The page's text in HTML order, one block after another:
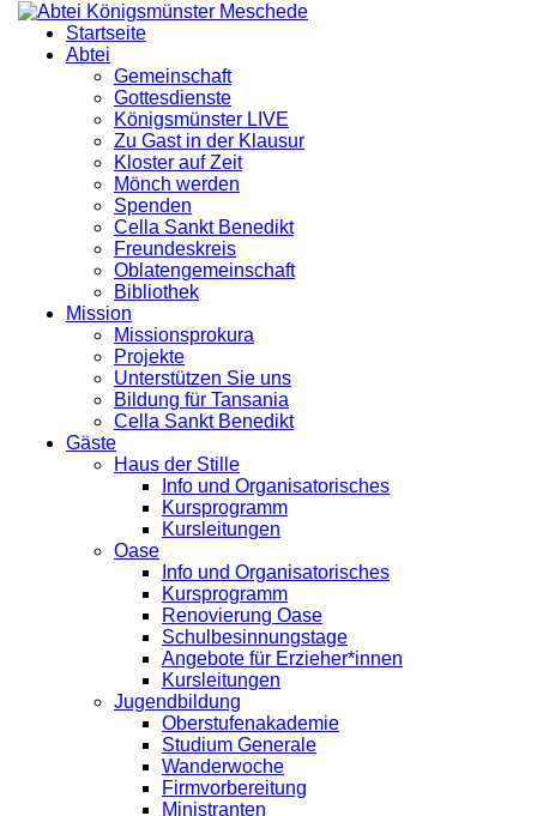
Startseite
Abtei
Gemeinschaft
Gottesdienste
Königsmünster LIVE
Zu Gast in der Klausur
Kloster auf Zeit
Mönch werden
Spenden
Cella Sankt Benedikt
Freundeskreis
Oblatengemeinschaft
Bibliothek
Mission
Missionsprokura
Projekte
Unterstützen Sie uns
Bildung für Tansania
Cella Sankt Benedikt
Gäste
Haus der Stille
Info und Organisatorisches
Kursprogramm
Kursleitungen
Oase
Info und Organisatorisches
Kursprogramm
Renovierung Oase
Schulbesinnungstage
Angebote für Erzieher*innen
Kursleitungen
Jugendbildung
Oberstufenakademie
Studium Generale
Wanderwoche
Firmvorbereitung
Ministranten